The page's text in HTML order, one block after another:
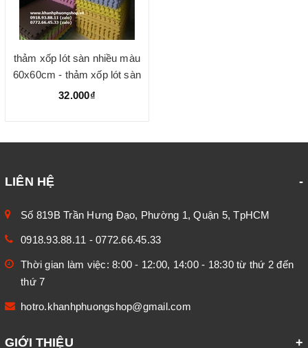
thảm xốp lót sàn nhiều màu
60x60cm - thảm xốp lót sàn
nhiều màu
32.000₫
LIÊN HỆ
Số 819B Trần Hưng Đạo, Phường 1, Quận 5, TpHCM
0918.93.88.11 - 0772.66.45.33
Thời gian làm việc: 8:00 - 12:00, 14:00 - 18:30 từ thứ 2 đến
thứ 7
hotro.khanhphuongshop@gmail.com
GIỚI THIỆU